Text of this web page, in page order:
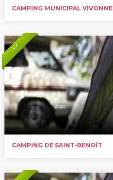
CAMPING MUNICIPAL VIVONNE
* *
CAMPING DE SAINT-BENOÎT